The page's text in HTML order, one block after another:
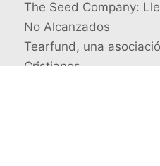
The Seed Company:
No Alcanzados
Tearfund, una
Cristianos